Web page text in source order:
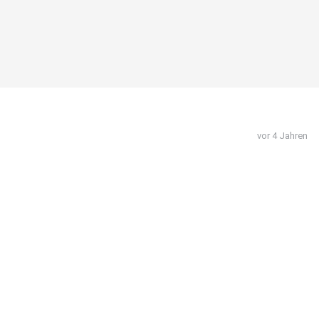
vor 4 Jahren